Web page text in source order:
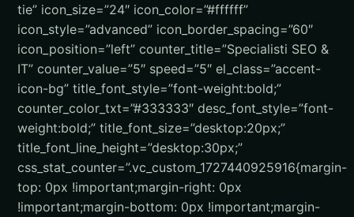
tie” icon_size=”24″ icon_color=”#ffffff”
icon_style=”advanced” icon_border_spacing=”60″
icon_position=”left” counter_title=”Specialisti SEO &
IT” counter_value=”5″ speed=”5″ el_class=”accent-
icon-bg” title_font_style=”font-weight:bold;”
counter_color_txt=”#333333″ desc_font_style=”font-
weight:bold;” title_font_size=”desktop:20px;”
title_font_line_height=”desktop:30px;”
css_stat_counter=”.vc_custom_1727440925916{margin-
top: 0px !important;margin-right: 0px
!important;margin-bottom: 0px !important;margin-